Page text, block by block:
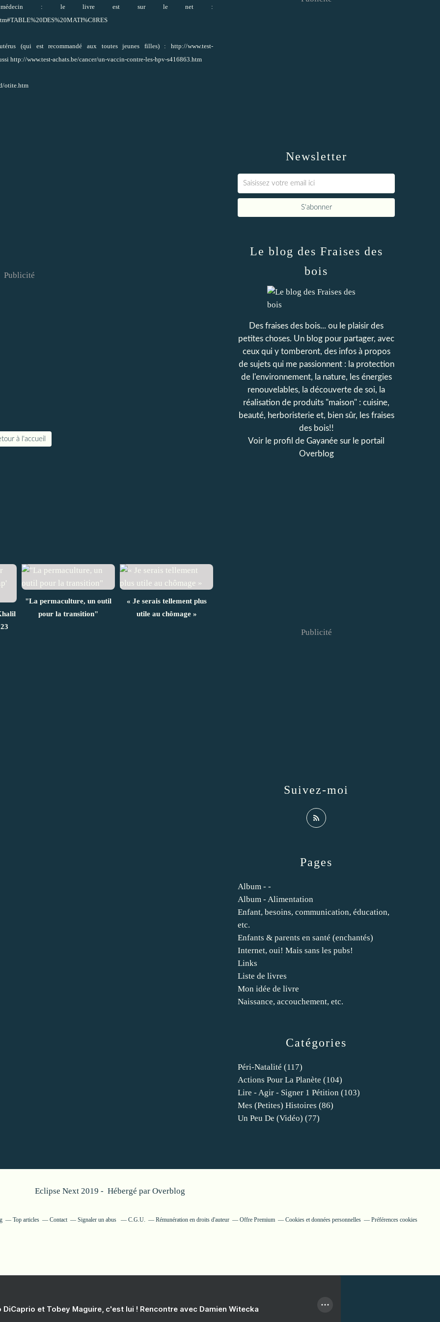
médecin : le livre est sur le net :
(qui est recommandé aux toutes jeunes filles) : http://www.test-
http://www.test-achats.be/cancer/un-vaccin-contre-les-hpv-s416863.htm
otite.htm
Publicité
à l'accueil
"La permaculture, un outil
pour la transition"
« Je serais tellement plus
utile au chômage »
Newsletter
Catégories
Péri-Natalité (117)
Actions Pour La Planète (104)
Lire - Agir - Signer 1 Pétition (103)
Mes (petites) Histoires (86)
Un Peu De (vidéo) (77)
Pages
Album - -
Album - Alimentation
Enfant, besoins, communication, éducation,
etc.
Enfants & parents en santé (enchantés)
Internet, oui! Mais sans les pubs!
Links
Liste de livres
Mon idée de livre
Naissance, accouchement, etc.
Le blog des Fraises des
bois
Des fraises des bois... ou le plaisir des
petites choses. Un blog pour partager, avec
ceux qui y tomberont, des infos à propos
de sujets qui me passionnent : la protection
de l'environnement, la nature, les énergies
renouvelables, la découverte de soi, la
réalisation de produits "maison" : cuisine,
beauté, herboristerie et, bien sûr, les fraises
des bois!!
Voir le profil de Gayanée sur le portail
Overblog
Suivez-moi
Publicité
Eclipse Next 2019 - Hébergé par Overblog
Top articles Contact Signaler un abus C.G.U. Rémunération en droits d'auteur Offre Premium Cookies et données personnelles Préférences cookies
DiCaprio et Tobey Maguire, c'est lui ! Rencontre avec Damien Witecka